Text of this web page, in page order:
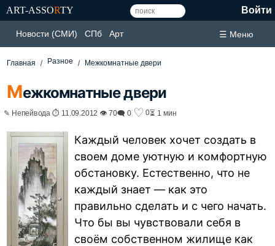
ART-ASSORTY Войти
Новости (СМИ) СПб Арт ☰ Меню
Главная Разное Межкомнатные двери
Межкомнатные двери
✎ Непейвода ⏱ 11.09.2012 👁 70🗨 0 ♡ 0⏳ 1 мин
Каждый человек хочет создать в
своем доме уютную и комфортную
обстановку. Естественно, что не
каждый знает — как это
правильно сделать и с чего начать.
Что бы вы чувствовали себя в
своём собственном жилище как